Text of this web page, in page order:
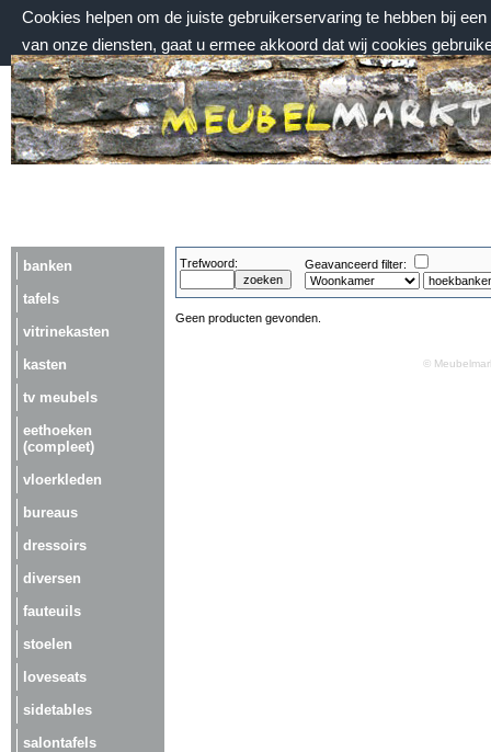
Cookies helpen om de juiste gebruikerservaring te hebben bij
van onze diensten, gaat u ermee akkoord dat wij cookies
zondag 9 augustus 2026, 12:00 uur
Welkom bij Meubelmarktplein.nl
banken
tafels
vitrinekasten
kasten
tv meubels
eethoeken
(compleet)
vloerkleden
bureaus
dressoirs
diversen
fauteuils
stoelen
loveseats
sidetables
salontafels
Trefwoord: Geavanceerd filter:
Geen producten gevonden.
©